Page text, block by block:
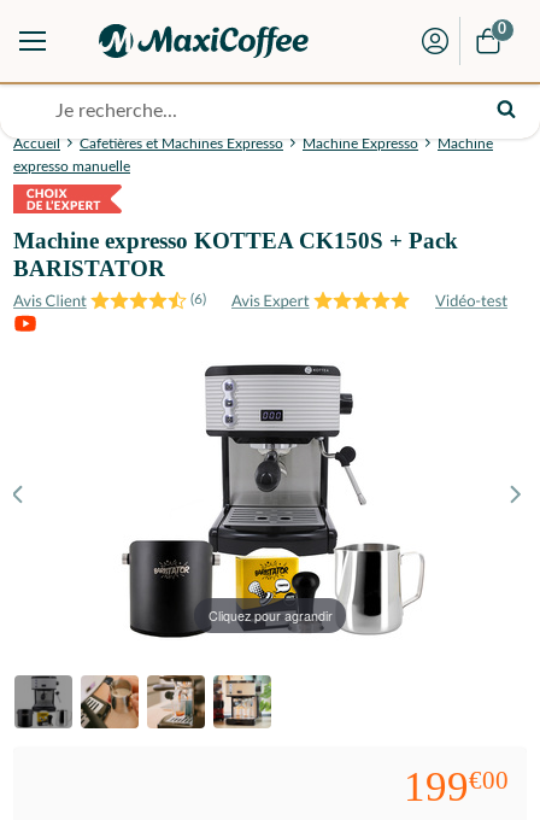
0
Accueil Cafetières et Machines Expresso Machine Expresso
Machine
expresso manuelle
Machine expresso KOTTEA CK150S + Pack
BARISTATOR
(6)
Cliquez pour agrandir
199€00